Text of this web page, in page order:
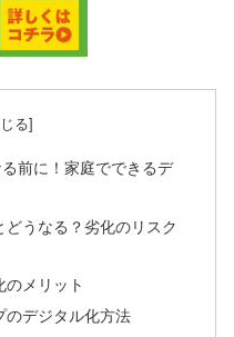
前に！家庭でできるデ
うなる？劣化のリスク
のメリット
のデジタル化方法